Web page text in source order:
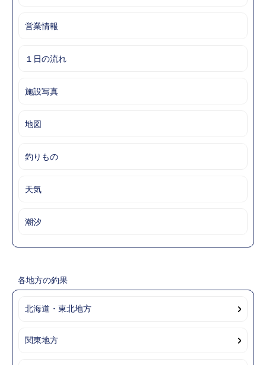
営業情報
１日の流れ
施設写真
地図
釣りもの
天気
潮汐
各地方の釣果
北海道・東北地方
関東地方